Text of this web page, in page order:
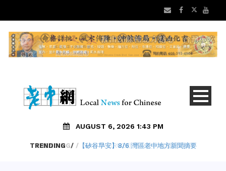
AUGUST 6, 2026 1:43 PM
TRENDING / SANTA CRUZ縣是全美房租最貴地方